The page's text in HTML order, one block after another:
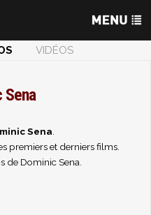
VIDÉOS
Sena
Sena
premiers et derniers films.
de Dominic Sena.